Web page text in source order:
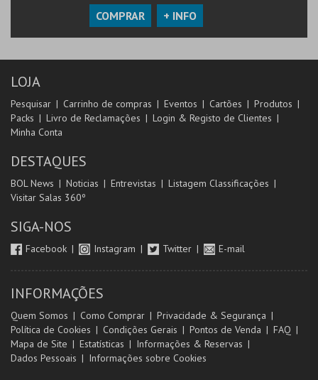
COMPRAR + INFO
LOJA
Pesquisar Carrinho de compras Eventos Cartões
Produtos
Packs
Livro de Reclamações
Login & Registo de Clientes
Minha Conta
DESTAQUES
BOL News Noticias Entrevistas
Listagem Classificações
Visitar Salas 360º
SIGA-NOS
Facebook Instagram Twitter E-mail
INFORMAÇÕES
Quem Somos Como Comprar
Privacidade & Segurança
Política de Cookies
Condições Gerais Pontos de Venda
FAQ
Mapa de Site
Estatísticas
Informações & Reservas
Dados Pessoais
Informações sobre Cookies